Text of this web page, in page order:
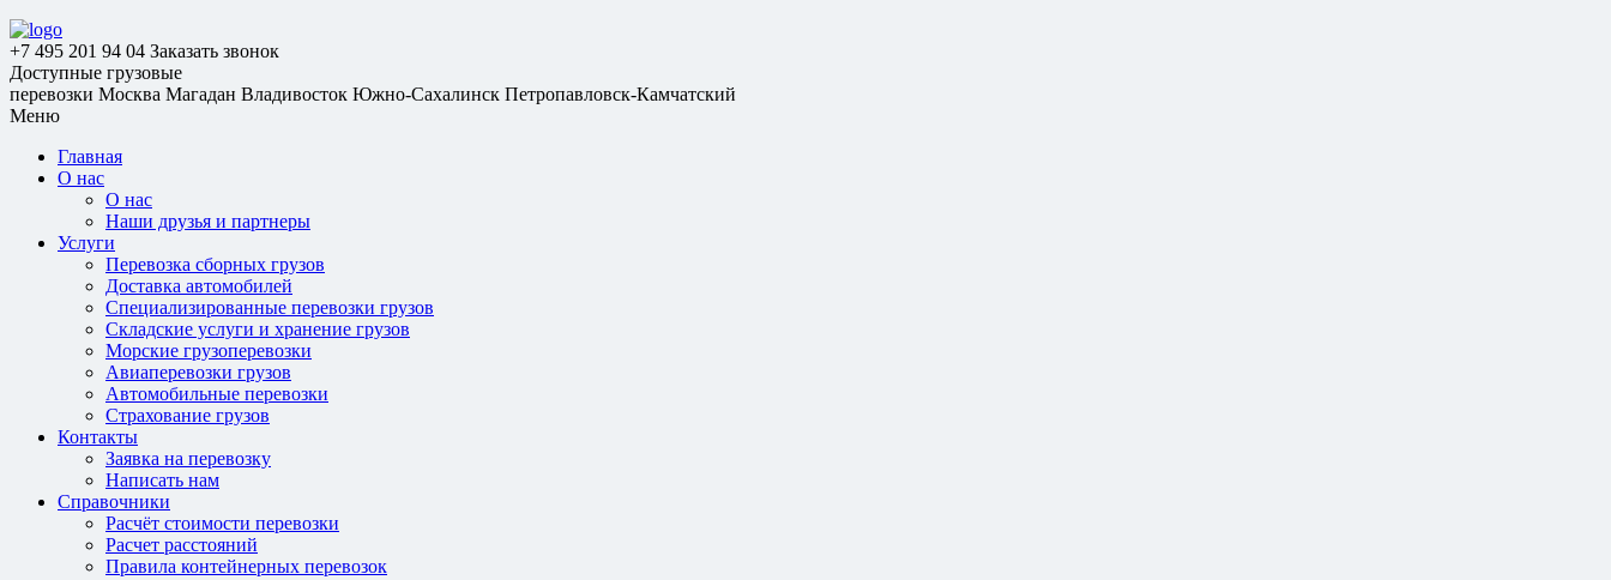
+7 495 201 94 04 Заказать звонок
Доступные грузовые
перевозки Москва Магадан Владивосток Южно-Сахалинск Петропавловск-Камчатский
Меню
Главная
О нас
О нас
Наши друзья и партнеры
Услуги
Перевозка сборных грузов
Доставка автомобилей
Специализированные перевозки грузов
Складские услуги и хранение грузов
Морские грузоперевозки
Авиаперевозки грузов
Автомобильные перевозки
Страхование грузов
Контакты
Заявка на перевозку
Написать нам
Справочники
Расчёт стоимости перевозки
Расчет расстояний
Правила контейнерных перевозок